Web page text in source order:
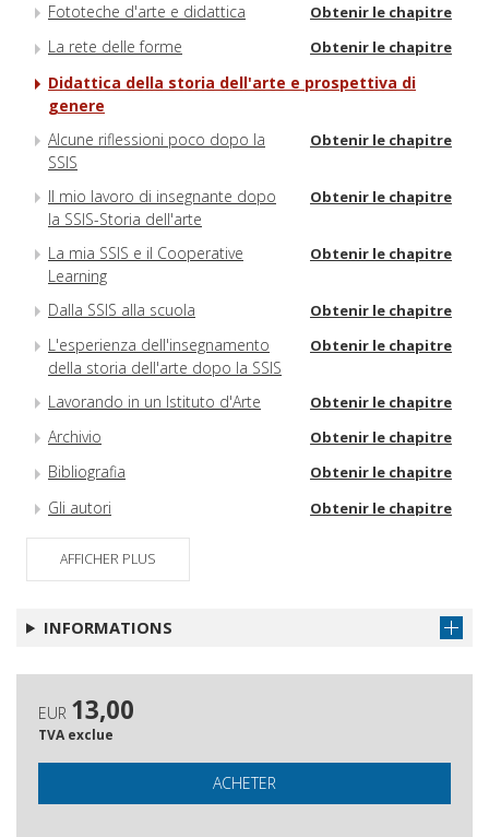
Fototeche d'arte e didattica Obtenir le chapitre
La rete delle forme Obtenir le chapitre
Didattica della storia dell'arte e prospettiva di
genere
Alcune riflessioni poco dopo la
SSIS
Obtenir le chapitre
Il mio lavoro di insegnante dopo
la SSIS-Storia dell'arte
Obtenir le chapitre
La mia SSIS e il Cooperative
Learning
Obtenir le chapitre
Dalla SSIS alla scuola Obtenir le chapitre
L'esperienza dell'insegnamento
della storia dell'arte dopo la SSIS
Obtenir le chapitre
Lavorando in un Istituto d'Arte Obtenir le chapitre
Archivio Obtenir le chapitre
Bibliografia Obtenir le chapitre
Gli autori Obtenir le chapitre
AFFICHER PLUS
INFORMATIONS
EUR 13,00
TVA exclue
ACHETER